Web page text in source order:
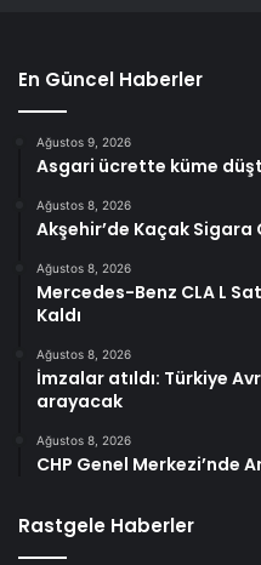
En Güncel Haberler
Ağustos 9, 2026
Asgari ücrette küme
Ağustos 8, 2026
Akşehir’de Kaçak Sigara
Ağustos 8, 2026
Mercedes-Benz CLA L
Kaldı
Ağustos 8, 2026
İmzalar atıldı: Türkiye
arayacak
Ağustos 8, 2026
CHP Genel Merkezi’nde
Rastgele Haberler